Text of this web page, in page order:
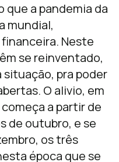
que a pandemia da
mundial,
Neste
se reinventado,
situação, pra poder
O alivio, em
a partir de
de outubro, e se
os três
época que se